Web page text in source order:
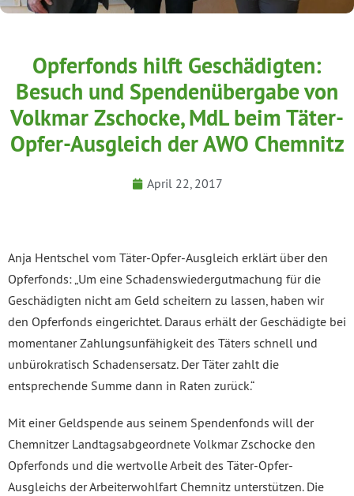
Opferfonds hilft Geschädigten:
Besuch und Spendenübergabe von
Volkmar Zschocke, MdL beim Täter-
Opfer-Ausgleich der AWO Chemnitz
April 22, 2017
Anja Hentschel vom Täter-Opfer-Ausgleich erklärt über den
Opferfonds: „Um eine Schadenswiedergutmachung für die
Geschädigten nicht am Geld scheitern zu lassen, haben wir
den Opferfonds eingerichtet. Daraus erhält der Geschädigte bei
momentaner Zahlungsunfähigkeit des Täters schnell und
unbürokratisch Schadensersatz. Der Täter zahlt die
entsprechende Summe dann in Raten zurück.“
Mit einer Geldspende aus seinem Spendenfonds will der
Chemnitzer Landtagsabgeordnete Volkmar Zschocke den
Opferfonds und die wertvolle Arbeit des Täter-Opfer-
Ausgleichs der Arbeiterwohlfart Chemnitz unterstützen. Die